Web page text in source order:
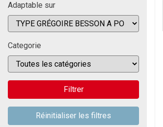
Adaptable sur
Categorie
Filtrer
Réinitialiser les filtres